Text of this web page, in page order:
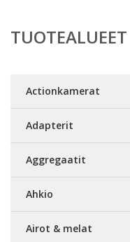
TUOTEALUEET
Actionkamerat
Adapterit
Aggregaatit
Ahkio
Airot & melat